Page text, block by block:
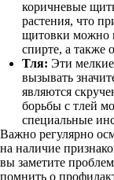
коричневые
растения, что
щитовки можно
спирте, а также
Тля: Эти
вызывать
являются
борьбы с тлей
специальные
Важно регулярно
на наличие
вы заметите
помнить о